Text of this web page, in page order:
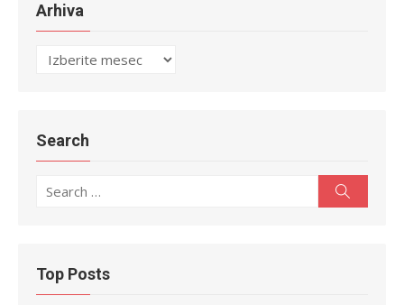
Arhiva
Arhiva
Search
Search
Top Posts